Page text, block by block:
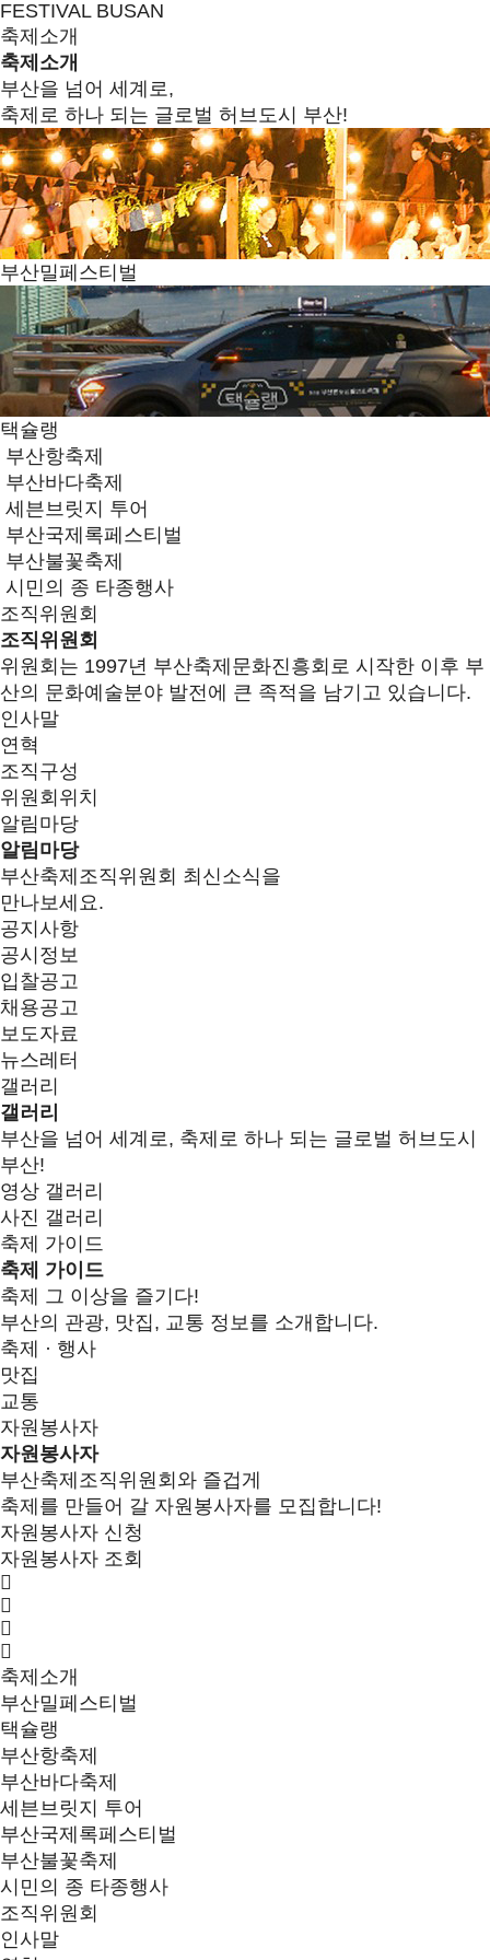
FESTIVAL BUSAN
축제소개
축제소개
부산을 넘어 세계로,
축제로 하나 되는 글로벌 허브도시 부산!
부산밀페스티벌
택슐랭
부산항축제
부산바다축제
세븐브릿지 투어
부산국제록페스티벌
부산불꽃축제
시민의 종 타종행사
조직위원회
조직위원회
위원회는 1997년 부산축제문화진흥회로 시작한 이후 부
산의 문화예술분야 발전에 큰 족적을 남기고 있습니다.
인사말
연혁
조직구성
위원회위치
알림마당
알림마당
부산축제조직위원회 최신소식을
만나보세요.
공지사항
공시정보
입찰공고
채용공고
보도자료
뉴스레터
갤러리
갤러리
부산을 넘어 세계로, 축제로 하나 되는 글로벌 허브도시
부산!
영상 갤러리
사진 갤러리
축제 가이드
축제 가이드
축제 그 이상을 즐기다!
부산의 관광, 맛집, 교통 정보를 소개합니다.
축제 · 행사
맛집
교통
자원봉사자
자원봉사자
부산축제조직위원회와 즐겁게
축제를 만들어 갈 자원봉사자를 모집합니다!
자원봉사자 신청
자원봉사자 조회
축제소개
부산밀페스티벌
택슐랭
부산항축제
부산바다축제
세븐브릿지 투어
부산국제록페스티벌
부산불꽃축제
시민의 종 타종행사
조직위원회
인사말